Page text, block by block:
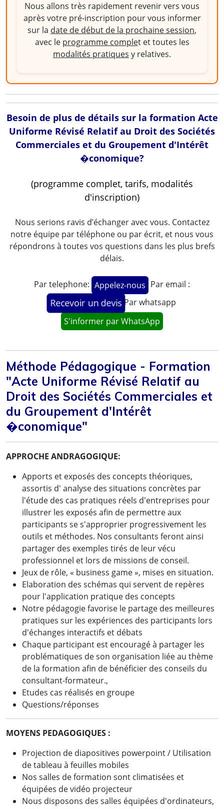
Nous allons très rapidement revenir vers vous
après votre pré-inscription pour vous informer
sur la date de début de la prochaine session,
avec le programme complet et toutes les
modalités pratiques y relatives.
Besoin de plus de détails sur la formation Acte
Uniforme Révisé Relatif au Droit des Sociétés
Commerciales et du Groupement d'Intérêt
�conomique?
(programme complet, tarifs, modalités
d'inscription)
Nous serions ravis d’échanger avec vous. Contactez
notre équipe par téléphone ou par écrit, et nous vous
répondrons à toutes vos questions dans les plus brefs
délais.
Par telephone: Appelez-nous Par email :
Recevoir un devis Par whatsapp
S'informer par WhatsApp
Méthode Pédagogique - Formation
"Acte Uniforme Révisé Relatif au
Droit des Sociétés Commerciales et
du Groupement d'Intérêt
�conomique"
APPROCHE ANDRAGOGIQUE:
Apports et exposés des concepts théoriques,
assortis d' analyse des situations concrètes par
l'étude des cas pratiques réels d'entreprises pour
illustrer les exposés afin de permettre aux
participants se s'approprier progressivement les
outils et méthodes. Nos consultants feront ainsi
partager des exemples tirés de leur vécu
professionnel et lors de missions de conseil.
Jeux de rôle, « business game », mises en situation.
Elaboration des schémas qui servent de repères
pour l'application pratique des concepts
Notre pédagogie favorise le partage des meilleures
pratiques sur les expériences des participants lors
d'échanges interactifs et débats
Chaque participant est encouragé à partager les
problématiques de son organisation liée au thème
de la formation afin de bénéficier des conseils du
consultant-formateur.,
Etudes cas réalisés en groupe
Questions/réponses
MOYENS PEDAGOGIQUES :
Projection de diapositives powerpoint / Utilisation
de tableau à feuilles mobiles
Nos salles de formation sont climatisées et
équipées de vidéo projecteur
Nous disposons des salles équipées d'ordinateurs,